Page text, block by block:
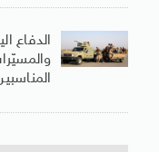
الدفاع